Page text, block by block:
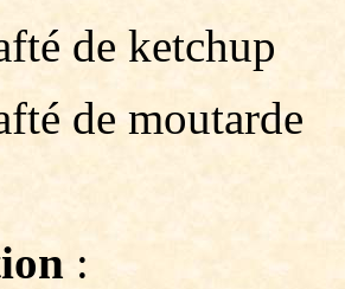
de ketchup
de moutarde
: